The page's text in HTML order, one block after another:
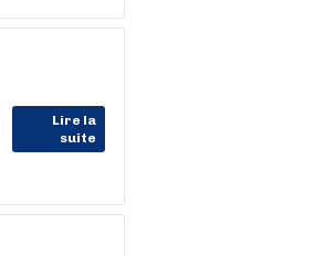
Lire la
suite